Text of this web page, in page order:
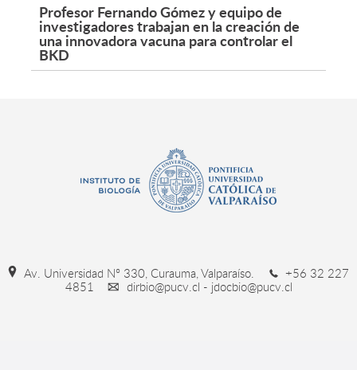
Profesor Fernando Gómez y equipo de
investigadores trabajan en la creación de
una innovadora vacuna para controlar el
BKD
Av. Universidad Nº 330, Curauma, Valparaíso.
+56 32 227
4851
dirbio@pucv.cl - jdocbio@pucv.cl